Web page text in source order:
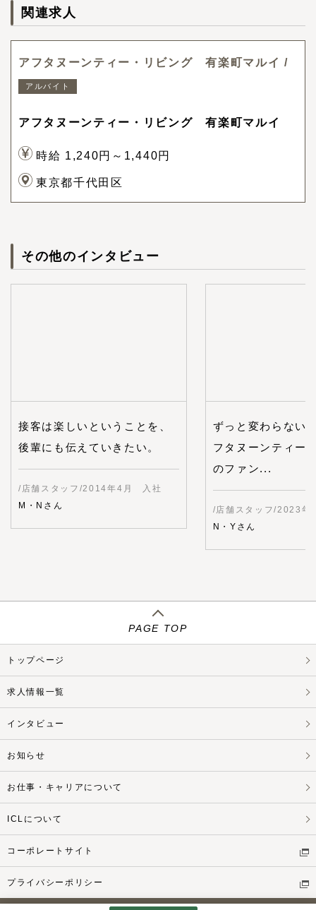
関連求人
アフタヌーンティー・リビング 有楽町マルイ /
アルバイト
アフタヌーンティー・リビング 有楽町マルイ
時給 1,240円～1,440円
東京都千代田区
その他のインタビュー
接客は楽しいということを、
後輩にも伝えていきたい。
/店舗スタッフ/2014年4月 入社
M・Nさん
ずっと変わらない
フタヌーンティー
のファン...
/店舗スタッフ/2023
N・Yさん
PAGE TOP
トップページ
求人情報一覧
インタビュー
お知らせ
お仕事・キャリアについて
ICLについて
コーポレートサイト
プライバシーポリシー